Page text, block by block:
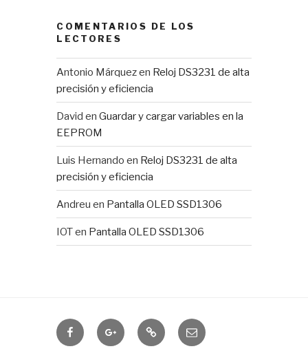
COMENTARIOS DE LOS
LECTORES
Antonio Márquezen Reloj DS3231 de alta
precisión y eficiencia
David enGuardar y cargar variables en la
EEPROM
Luis Hernando en Reloj DS3231 de alta
precisión y eficiencia
Andreu en Pantalla OLED SSD1306
IOTen Pantalla OLED SSD1306
DomóticaIOTUY RSS
Correo
electrónico